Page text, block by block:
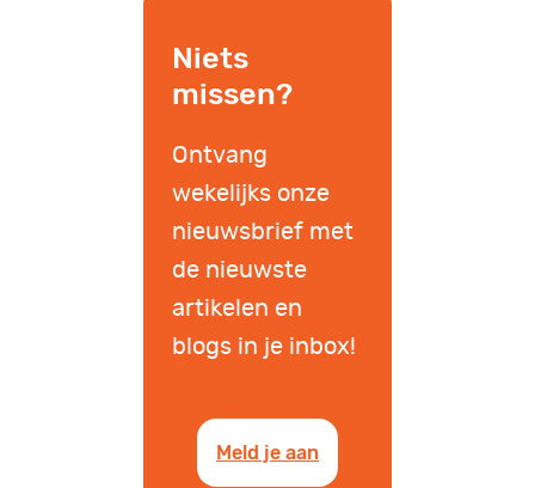
Niets
missen?
Ontvang
wekelijks onze
nieuwsbrief met
de nieuwste
artikelen en
blogs in je inbox!
Meld je aan